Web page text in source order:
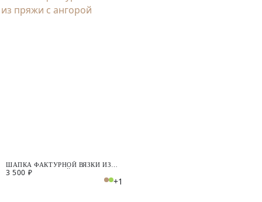
ШАПКА ФАКТУРНОЙ ВЯЗКИ ИЗ
ПРЯЖИ С АНГОРОЙ
3 500 ₽
+1